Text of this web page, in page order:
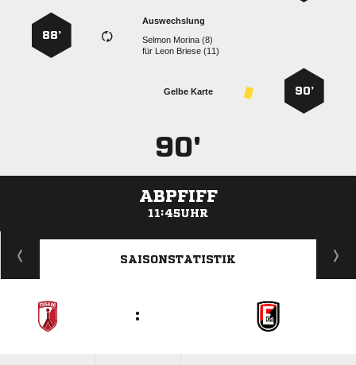
Auswechslung
  
für   
88’
90’
Gelbe Karte
90'
ABPFIFF
11:45UHR
ANZEIGE
SAISONSTATISTIK
: